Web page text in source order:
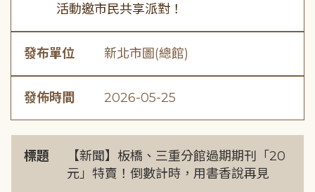
活動邀市民共享派對！
發布單位 新北市圖(總館)
發佈時間 2026-05-25
標題
【新聞】板橋、三重分館過期期刊「20
元」特賣！倒數計時，用書香說再見